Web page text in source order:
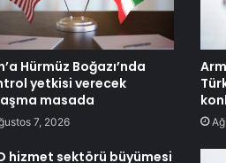
Hürmüz Boğazı’nda
yetkisi verecek
masada
7, 2026
hizmet sektörü büyümesi